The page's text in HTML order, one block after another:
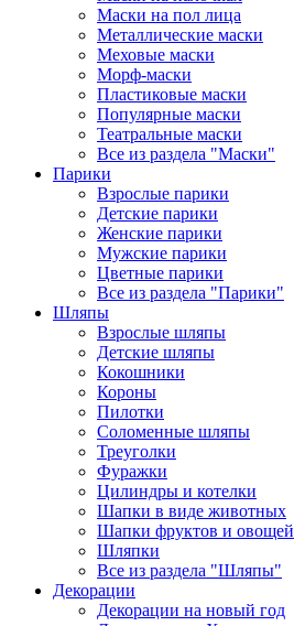
Маски на пол лица
Металлические маски
Меховые маски
Морф-маски
Пластиковые маски
Популярные маски
Театральные маски
Все из раздела "Маски"
Парики
Взрослые парики
Детские парики
Женские парики
Мужские парики
Цветные парики
Все из раздела "Парики"
Шляпы
Взрослые шляпы
Детские шляпы
Кокошники
Короны
Пилотки
Соломенные шляпы
Треуголки
Фуражки
Цилиндры и котелки
Шапки в виде животных
Шапки фруктов и овощей
Шляпки
Все из раздела "Шляпы"
Декорации
Декорации на новый год